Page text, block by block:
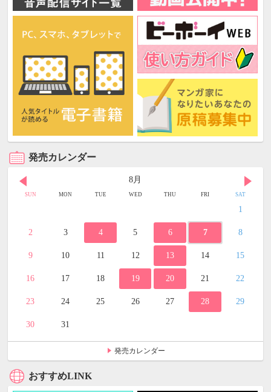
発売カレンダー
8月
SUN MON TUE WED THU FRI SAT
1
2 3 4 5 6 7 8
9 10 11 12 13 14 15
16 17 18 19 20 21 22
23 24 25 26 27 28 29
30 31
発売カレンダー
おすすめLINK